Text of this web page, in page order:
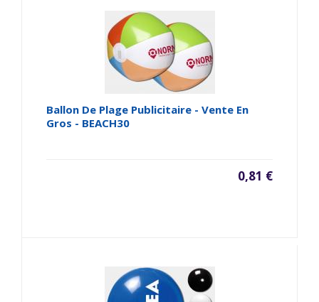
Ballon De Plage Publicitaire - Vente En
Gros - BEACH30
0,81 €